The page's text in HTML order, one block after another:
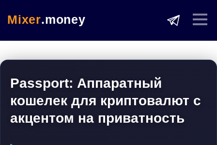
Mixer.money
Passport: Аппаратный
кошелек для криптовалют с
акцентом на приватность